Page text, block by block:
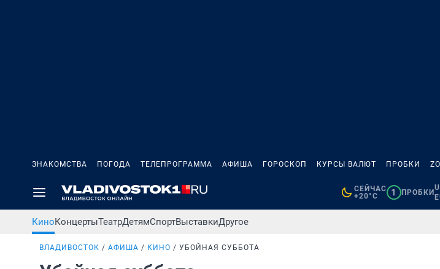
ЗНАКОМСТВА ПОГОДА ТЕЛЕПРОГРАММА АФИША ГОРОСКОП КУРСЫ ВАЛЮТ ПРОБКИ
СЕЙЧАС
+20°C
1 ПРОБКИ
КиноКонцертыТеатрДетямСпортВыставкиДругое
ВЛАДИВОСТОК АФИША КИНО УБОЙНАЯ СУББОТА